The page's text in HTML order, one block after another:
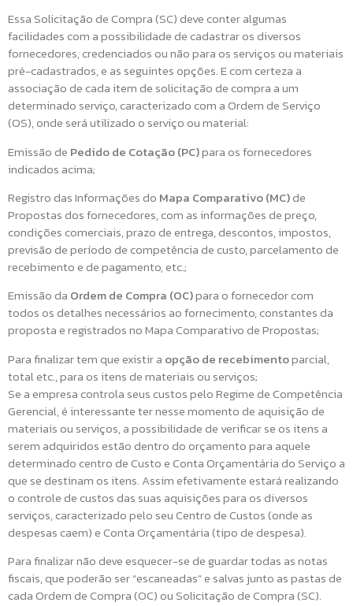
Essa Solicitação de Compra (SC) deve conter algumas
facilidades com a possibilidade de cadastrar os diversos
fornecedores, credenciados ou não para os serviços ou materiais
pré-cadastrados, e as seguintes opções. E com certeza a
associação de cada item de solicitação de compra a um
determinado serviço, caracterizado com a Ordem de Serviço
(OS), onde será utilizado o serviço ou material:
Emissão de Pedido de Cotação (PC)para os fornecedores
indicados acima;
Registro das Informações do Mapa Comparativo (MC)de
Propostas dos fornecedores, com as informações de preço,
condições comerciais, prazo de entrega, descontos, impostos,
previsão de período de competência de custo, parcelamento de
recebimento e de pagamento, etc.;
Emissão da Ordem de Compra (OC)para o fornecedor com
todos os detalhes necessários ao fornecimento, constantes da
proposta e registrados no Mapa Comparativo de Propostas;
Para finalizar tem que existir a opção de recebimentoparcial,
total etc., para os itens de materiais ou serviços;
Se a empresa controla seus custos pelo Regime de Competência
Gerencial, é interessante ter nesse momento de aquisição de
materiais ou serviços, a possibilidade de verificar se os itens a
serem adquiridos estão dentro do orçamento para aquele
determinado centro de Custo e Conta Orçamentária do Serviço a
que se destinam os itens. Assim efetivamente estará realizando
o controle de custos das suas aquisições para os diversos
serviços, caracterizado pelo seu Centro de Custos (onde as
despesas caem) e Conta Orçamentária (tipo de despesa).
Para finalizar não deve esquecer-se de guardar todas as notas
fiscais, que poderão ser “escaneadas” e salvas junto as pastas de
cada Ordem de Compra (OC) ou Solicitação de Compra (SC).